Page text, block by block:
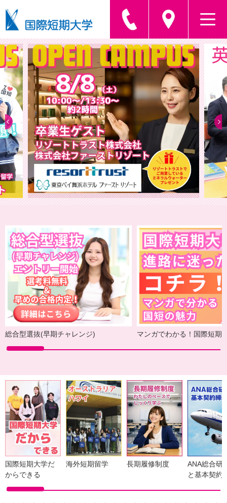
総合型選抜(早期チャレンジ) マンガでわかる！国際短期
国際短期大学だ
からできる
海外短期留学 長期履修制度
ANA総合研
と基本契約